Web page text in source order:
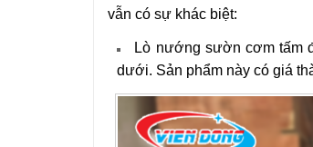
vẫn có sự khác biệt:
Lò nướng sườn cơm tấm
dưới. Sản phẩm này có giá